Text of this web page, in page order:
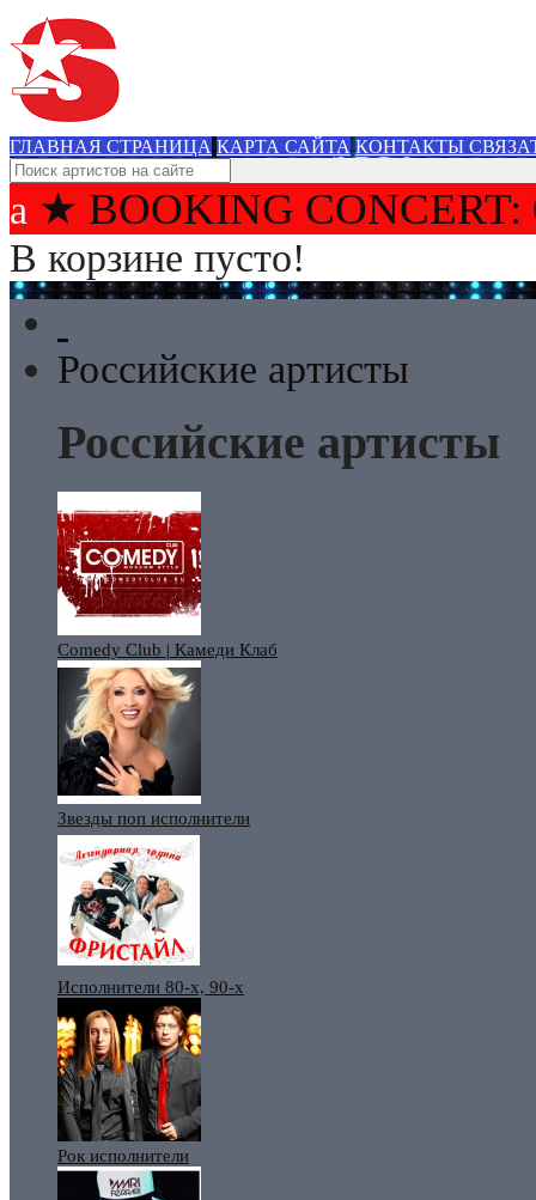
ГЛАВНАЯ СТРАНИЦА КАРТА САЙТА КОНТАКТЫ
★ BOOKING
В корзине пусто!
Российские артисты
Российские артисты
Comedy Club | Камеди Клаб
Звезды поп исполнители
Исполнители 80-х, 90-х
Рок исполнители